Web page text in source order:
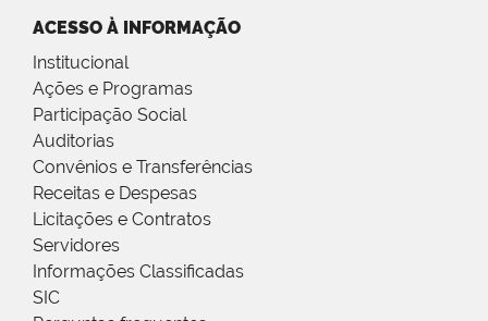
ACESSO À INFORMAÇÃO
Institucional
Ações e Programas
Participação Social
Auditorias
Convênios e Transferências
Receitas e Despesas
Licitações e Contratos
Servidores
Informações Classificadas
SIC